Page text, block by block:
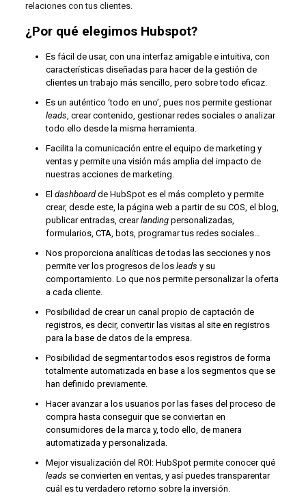
relaciones con tus clientes.
¿Por qué elegimos Hubspot?
Es fácil de usar, con una interfaz amigable e intuitiva, con
características diseñadas para hacer de la gestión de
clientes un trabajo más sencillo, pero sobre todo eficaz.
Es un auténtico ‘todo en uno’, pues nos permite gestionar
leads, crear contenido, gestionar redes sociales o analizar
todo ello desde la misma herramienta.
Facilita la comunicación entre el equipo de marketing y
ventas y permite una visión más amplia del impacto de
nuestras acciones de marketing.
El dashboardde HubSpot es el más completo y permite
crear, desde este, la página web a partir de su COS, el blog,
publicar entradas, crearlanding personalizadas,
formularios, CTA, bots, programar tus redes sociales…
Nos proporciona analíticas de todas las secciones y nos
permite ver los progresos de los leads y su
comportamiento. Lo que nos permite personalizar la oferta
a cada cliente.
Posibilidad de crear un canal propio de captación de
registros, es decir, convertir las visitas al site en registros
para la base de datos de la empresa.
Posibilidad de segmentar todos esos registros de forma
totalmente automatizada en base a los segmentos que se
han definido previamente.
Hacer avanzar a los usuarios por las fases del proceso de
compra hasta conseguir que se conviertan en
consumidores de la marca y, todo ello, de manera
automatizada y personalizada.
Mejor visualización del ROI: HubSpot permite conocer qué
leads se convierten en ventas, y así puedes transparentar
cuál es tu verdadero retorno sobre la inversión.